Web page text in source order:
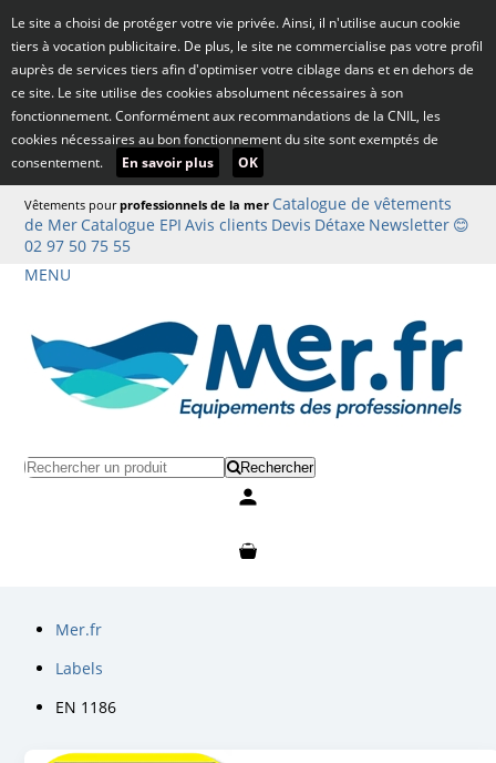
Le site a choisi de protéger votre vie privée. Ainsi, il n'utilise aucun cookie
tiers à vocation publicitaire. De plus, le site ne commercialise pas votre profil
auprès de services tiers afin d'optimiser votre ciblage dans et en dehors de
ce site. Le site utilise des cookies absolument nécessaires à son
fonctionnement. Conformément aux recommandations de la CNIL, les
cookies nécessaires au bon fonctionnement du site sont exemptés de
consentement.
En savoir plus OK
Vêtements pourprofessionnels de la mer Catalogue de vêtements
de Mer Catalogue EPI Avis clients Devis Détaxe Newsletter 😊
02 97 50 75 55
MENU
Rechercher
Mer.fr
Labels
EN 1186